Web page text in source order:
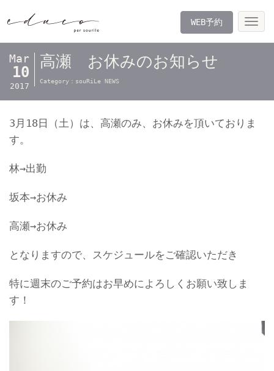
WEB予約
Mar
10
2017
高瀬 お休みのお知らせ
Category： souRiLe NEWS
3月18日（土）は、高瀬のみ、お休みを頂いておりま
す。
林→出勤
坂本→お休み
高瀬→お休み
となりますので、スケジュールをご確認いただき
特に週末のご予約はお早めによろしくお願い致しま
す！